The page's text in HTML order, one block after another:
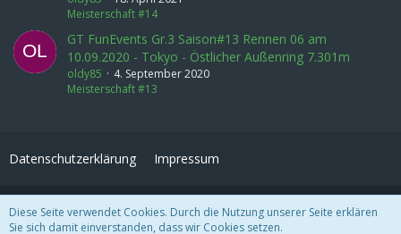
Meisterschaft #14
GT FunEvents Gr.3 Saison#13 Rennen 06 am
10.09.2020 - Tokyo - Östlicher Außenring 7.301m
oldy85
4. September 2020
Meisterschaft #13
Datenschutzerklärung Impressum
Community-Software: WoltLab Suite™ 3.1.27
Diese Seite verwendet Cookies. Durch die Nutzung unserer Seite erklären
Sie sich damit einverstanden, dass wir Cookies setzen.